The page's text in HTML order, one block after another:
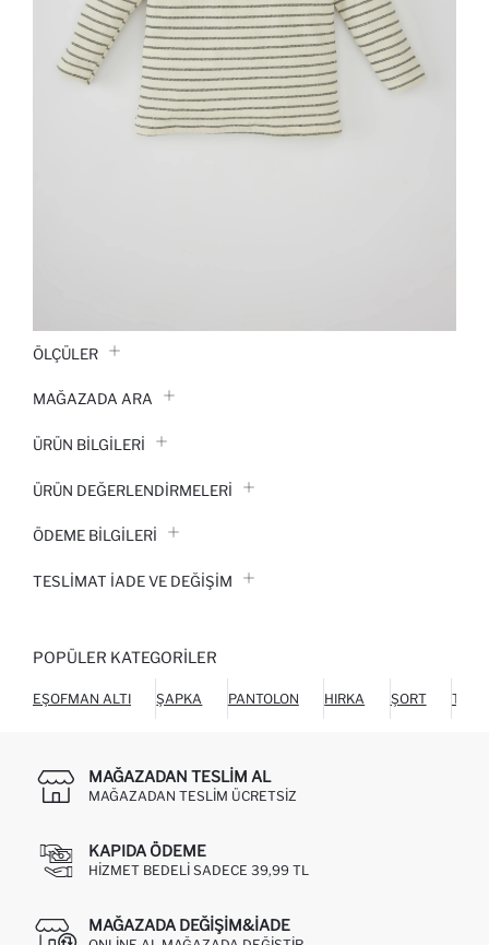
ÖLÇÜLER
MAĞAZADA ARA
ÜRÜN BILGILERI
ÜRÜN DEĞERLENDİRMELERİ
ÖDEME BİLGİLERİ
TESLIMAT İADE VE DEĞIŞIM
POPÜLER KATEGORILER
EŞOFMAN ALTI ŞAPKA PANTOLON HIRKA ŞORT
MAĞAZADAN TESLIM AL
MAĞAZADAN TESLIM ÜCRETSIZ
KAPIDA ÖDEME
HIZMET BEDELI SADECE 39,99 TL
MAĞAZADA DEĞIŞIM&İADE